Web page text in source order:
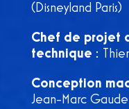
(Disneyland Paris)
Chef de projet
technique :
Conception
Jean-Marc